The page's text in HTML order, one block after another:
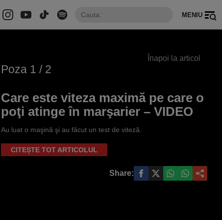
MENIU
Înapoi la articol
Poza 1 / 2
Care este viteza maximă pe care o
poţi atinge în marşarier – VIDEO
Au luat o maşină şi au făcut un test de viteză.
CITEȘTE TOT ARTICOLUL
Share: